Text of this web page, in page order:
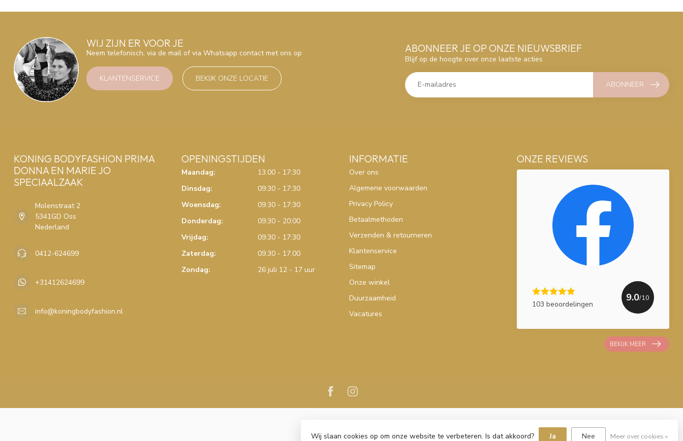
WIJ ZIJN ER VOOR JE
Neem telefonisch, via de mail of via Whatsapp contact met ons op
KLANTENSERVICE BEKIJK ONZE LOCATIE
ABONNEER JE OP ONZE NIEUWSBRIEF
Blijf op de hoogte over onze laatste acties
ABONNEER
KONING BODYFASHION PRIMA
DONNA EN MARIE JO
SPECIAALZAAK
Molenstraat 2
5341GD Oss
Nederland
0412-624699
+31412624699
info@koningbodyfashion.nl
OPENINGSTIJDEN
Maandag:
13.00 - 17:30
Dinsdag:
09:30 - 17:30
Woensdag:
09.30 - 17:30
Donderdag:
09:30 - 20:00
Vrijdag:
09:30 - 17:30
Zaterdag:
09.30 - 17.00
Zondag:
26 juli 12 - 17 uur
INFORMATIE
Over ons
Algemene voorwaarden
Privacy Policy
Betaalmethoden
Verzenden & retourneren
Klantenservice
Sitemap
Onze winkel
Duurzaamheid
Vacatures
ONZE REVIEWS
103 beoordelingen
9.0/10
BEKIJK MEER
Wij slaan cookies op om onze website te verbeteren. Is dat akkoord? Ja Nee Meer over cookies »